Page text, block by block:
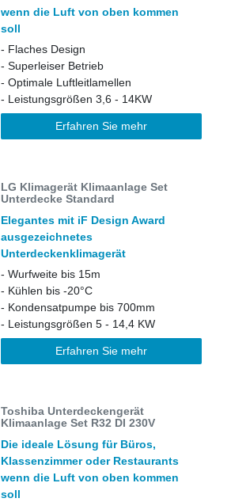
wenn die Luft von oben kommen
soll
- Flaches Design
- Superleiser Betrieb
- Optimale Luftleitlamellen
- Leistungsgrößen 3,6 - 14KW
Erfahren Sie mehr
LG Klimagerät Klimaanlage Set
Unterdecke Standard
Elegantes mit iF Design Award
ausgezeichnetes
Unterdeckenklimagerät
- Wurfweite bis 15m
- Kühlen bis -20°C
- Kondensatpumpe bis 700mm
- Leistungsgrößen 5 - 14,4 KW
Erfahren Sie mehr
Toshiba Unterdeckengerät
Klimaanlage Set R32 DI 230V
Die ideale Lösung für Büros,
Klassenzimmer oder Restaurants
wenn die Luft von oben kommen
soll